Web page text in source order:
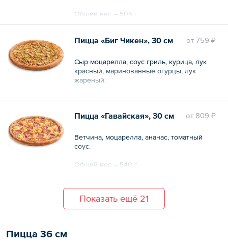
Общий вес – 505 г
oт 759 ₽
Пицца «Биг Чикен», 30 см
Сыр моцарелла, соус гриль, курица, лук
красный, маринованные огурцы, лук
жареный.
Общий вес – 560 г
oт 809 ₽
Пицца «Гавайская», 30 см
Ветчина, моцарелла, ананас, томатный
соус.
Общий вес – 540 г
Показать ещё 21
Пицца 36 см